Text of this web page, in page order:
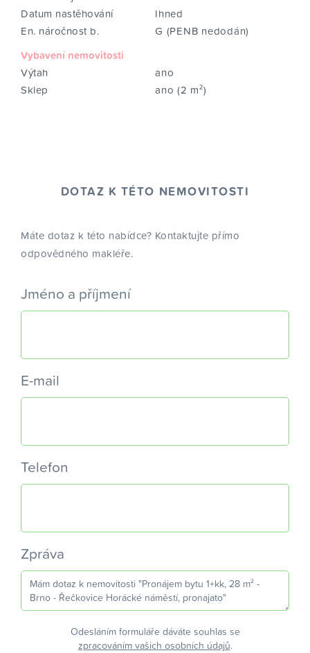
Datum nastěhování
Ihned
En. náročnost b.
G (PENB nedodán)
Vybavení nemovitosti
Výtah
ano
Sklep
ano (2 m²)
DOTAZ K TÉTO NEMOVITOSTI
Máte dotaz k této nabídce? Kontaktujte přímo
odpovědného makléře.
Jméno a příjmení
E-mail
Telefon
Zpráva
Odesláním formuláře dáváte souhlas se
zpracováním vašich osobních údajů.